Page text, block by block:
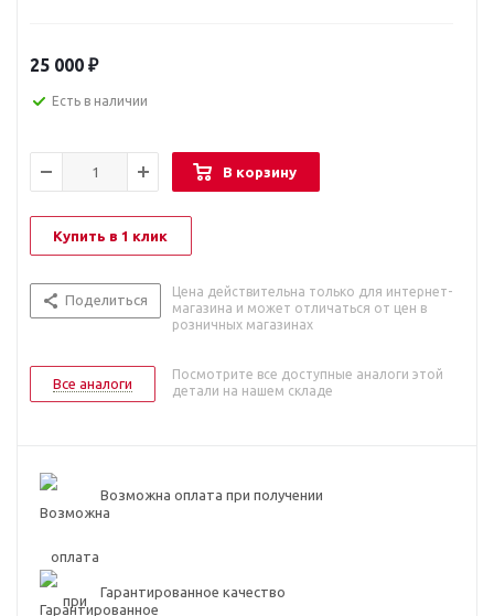
25 000 ₽
Есть в наличии
В корзину
Купить в 1 клик
Поделиться
Цена действительна только для интернет-
магазина и может отличаться от цен в
розничных магазинах
Все аналоги
Посмотрите все доступные аналоги этой
детали на нашем складе
Возможна оплата при получении
Гарантированное качество